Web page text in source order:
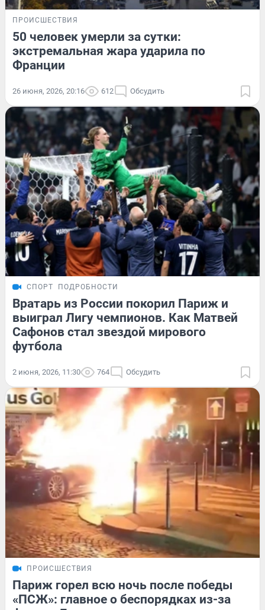
ПРОИСШЕСТВИЯ
50 человек умерли за сутки:
экстремальная жара ударила по
Франции
26 июня, 2026, 20:16 612 Обсудить
СПОРТ ПОДРОБНОСТИ
Вратарь из России покорил Париж и
выиграл Лигу чемпионов. Как Матвей
Сафонов стал звездой мирового
футбола
2 июня, 2026, 11:30 764 Обсудить
ПРОИСШЕСТВИЯ
Париж горел всю ночь после победы
«ПСЖ»: главное о беспорядках из-за